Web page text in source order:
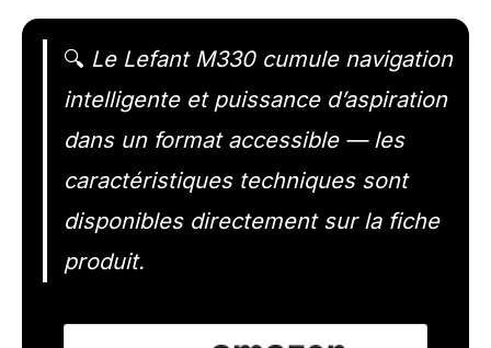
🔍 Le Lefant M330 cumule navigation
intelligente et puissance d’aspiration
dans un format accessible — les
caractéristiques techniques sont
disponibles directement sur la fiche
produit.